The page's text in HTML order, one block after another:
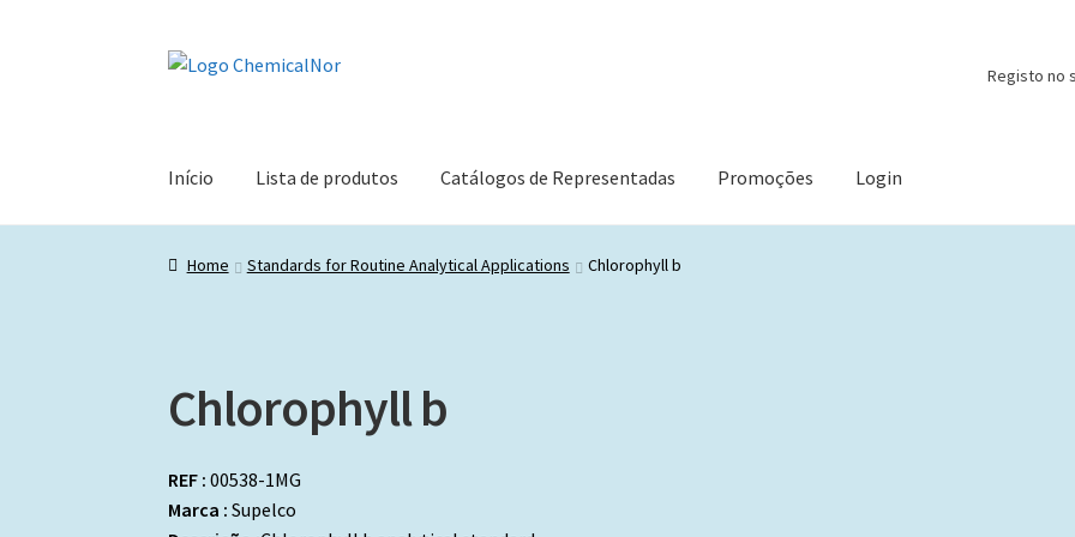
Ir
Saltar
Registo no
Início Lista de produtos Catálogos de Representadas Promoções Login
Home Standards for Routine Analytical Applications Chlorophyll b
Chlorophyll b
REF :00538-1MG
Marca :Supelco